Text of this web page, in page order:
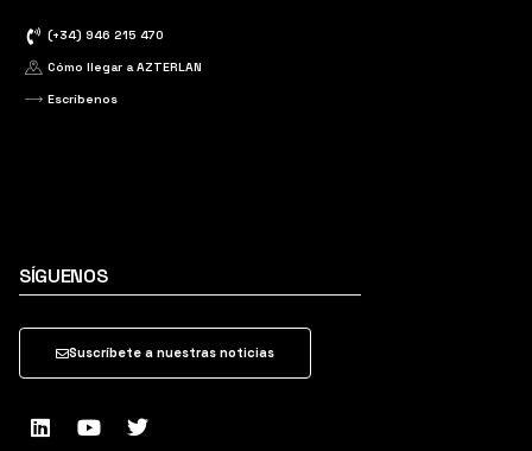
(+34) 946 215 470
Cómo llegar a AZTERLAN
Escríbenos
SÍGUENOS
Suscríbete a nuestras noticias